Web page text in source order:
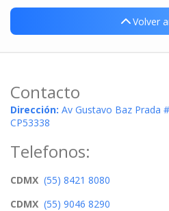
Volver
Contacto
Dirección: Av Gustavo Baz Prada
CP53338
Telefonos:
CDMX (55) 8421 8080
CDMX (55) 9046 8290